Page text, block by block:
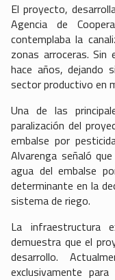
El proyecto,
Agencia de
contemplaba la
zonas arroceras. Sin
hace años, dejando
sector productivo en
Una de las
paralización del
embalse por
Alvarenga señaló
agua del embalse
determinante en la
sistema de riego.
La infraestructura
demuestra que el
desarrollo.
exclusivamente